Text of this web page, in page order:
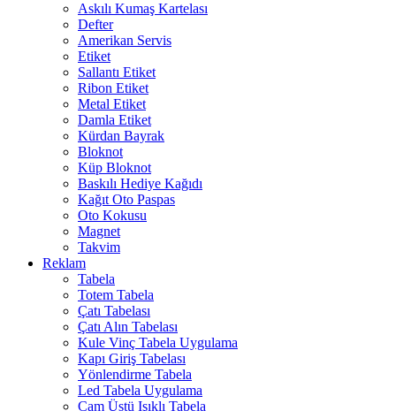
Askılı Kumaş Kartelası
Defter
Amerikan Servis
Etiket
Sallantı Etiket
Ribon Etiket
Metal Etiket
Damla Etiket
Kürdan Bayrak
Bloknot
Küp Bloknot
Baskılı Hediye Kağıdı
Kağıt Oto Paspas
Oto Kokusu
Magnet
Takvim
Reklam
Tabela
Totem Tabela
Çatı Tabelası
Çatı Alın Tabelası
Kule Vinç Tabela Uygulama
Kapı Giriş Tabelası
Yönlendirme Tabela
Led Tabela Uygulama
Cam Üstü Işıklı Tabela